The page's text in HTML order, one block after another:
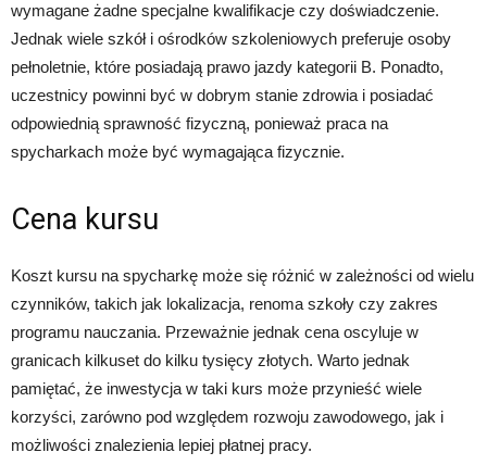
wymagane żadne specjalne kwalifikacje czy doświadczenie.
Jednak wiele szkół i ośrodków szkoleniowych preferuje osoby
pełnoletnie, które posiadają prawo jazdy kategorii B. Ponadto,
uczestnicy powinni być w dobrym stanie zdrowia i posiadać
odpowiednią sprawność fizyczną, ponieważ praca na
spycharkach może być wymagająca fizycznie.
Cena kursu
Koszt kursu na spycharkę może się różnić w zależności od wielu
czynników, takich jak lokalizacja, renoma szkoły czy zakres
programu nauczania. Przeważnie jednak cena oscyluje w
granicach kilkuset do kilku tysięcy złotych. Warto jednak
pamiętać, że inwestycja w taki kurs może przynieść wiele
korzyści, zarówno pod względem rozwoju zawodowego, jak i
możliwości znalezienia lepiej płatnej pracy.